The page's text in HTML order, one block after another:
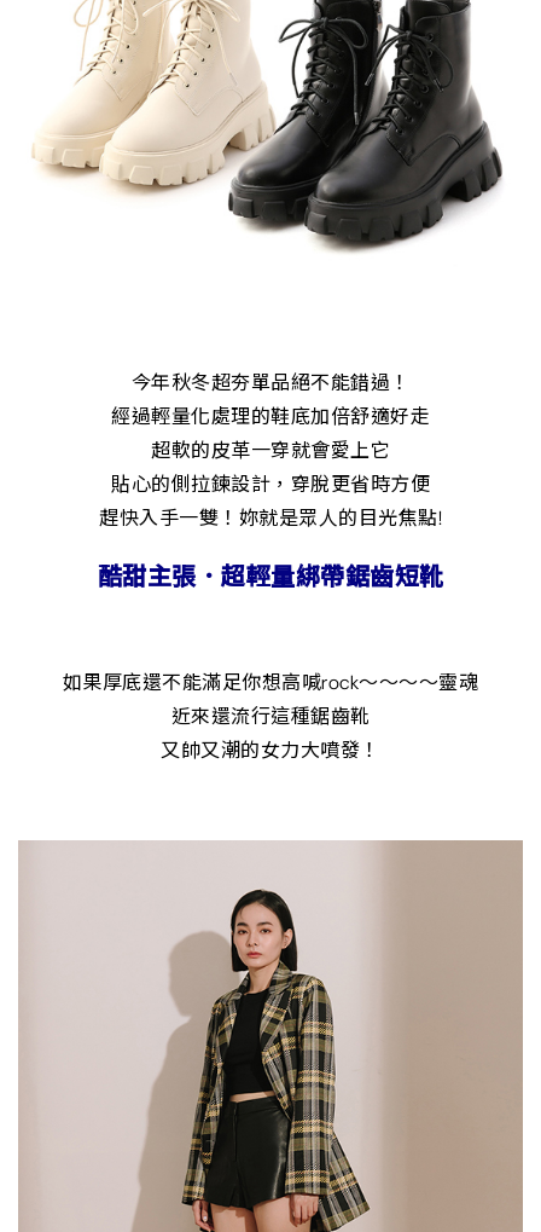
今年秋冬超夯單品絕不能錯過！
經過輕量化處理的鞋底加倍舒適好走
超軟的皮革一穿就會愛上它
貼心的側拉鍊設計，穿脫更省時方便
趕快入手一雙！妳就是眾人的目光焦點!
酷甜主張．超輕量綁帶鋸齒短靴
如果厚底還不能滿足你想高喊rock～～～～靈魂
近來還流行這種鋸齒靴
又帥又潮的女力大噴發！